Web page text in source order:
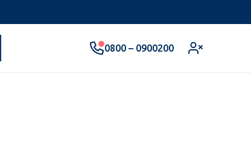
0800 – 0900200